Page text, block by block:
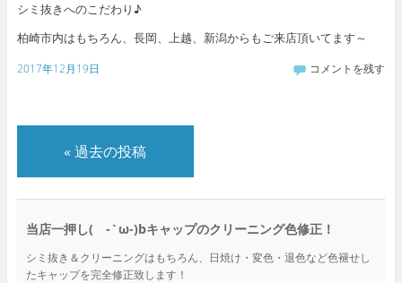
シミ抜きへのこだわり♪
柏崎市内はもちろん、長岡、上越、新潟からもご来店頂いてます～
2017年12月19日 コメントを残す
« 過去の投稿
当店一押し( -`ω-)bキャップのクリーニング色修正！
シミ抜き＆クリーニングはもちろん、日焼け・変色・退色など色褪せし
たキャップを完全修正致します！